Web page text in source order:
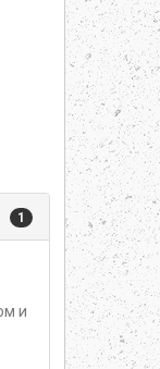
1
и